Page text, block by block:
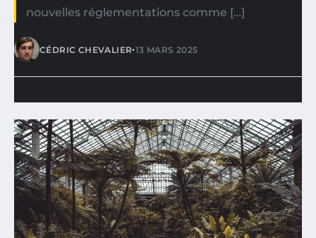
nouvelles réglementations comme […]
CÉDRIC CHEVALIER•13 MARS 2025